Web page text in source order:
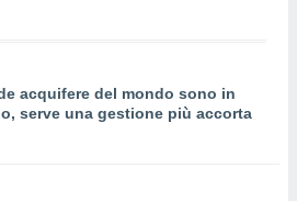
acquifere del mondo sono in
serve una gestione più accorta